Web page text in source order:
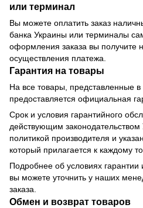
или терминал
Вы можете оплатить заказ
банка Украины или терминалы
оформления заказа вы получите
осуществления платежа.
Гарантия на товары
На все товары, представленные
предоставляется официальная
Срок и условия гарантийного
действующим законодательством
политикой производителя и
который прилагается к каждому
Подробнее об условиях гарантии
вы можете уточнить у наших
заказа.
Обмен и возврат товаров